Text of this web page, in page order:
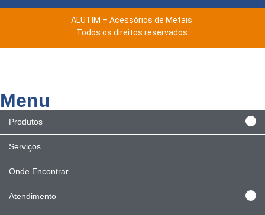
ALUTIM – Acessórios de Metais.
Todos os direitos reservados.
Menu
Produtos
Serviços
Onde Encontrar
Atendimento